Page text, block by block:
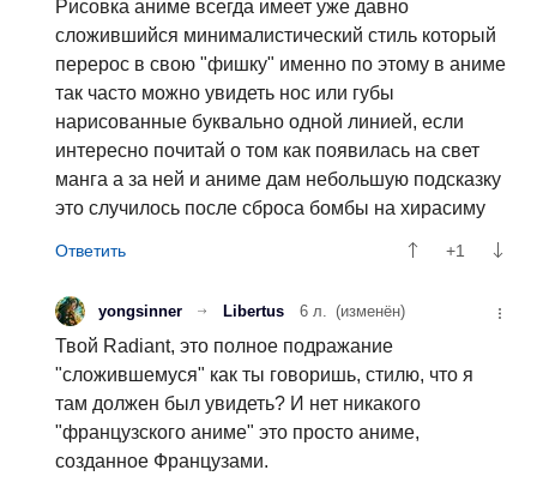
Рисовка аниме всегда имеет уже давно
сложившийся минималистический стиль который
перерос в свою "фишку" именно по этому в аниме
так часто можно увидеть нос или губы
нарисованные буквально одной линией, если
интересно почитай о том как появилась на свет
манга а за ней и аниме дам небольшую подсказку
это случилось после сброса бомбы на хирасиму
+1
yongsinner Libertus 6 л. (изменён)
Твой Radiant, это полное подражание
"сложившемуся" как ты говоришь, стилю, что я
там должен был увидеть? И нет никакого
"французского аниме" это просто аниме,
созданное Французами.